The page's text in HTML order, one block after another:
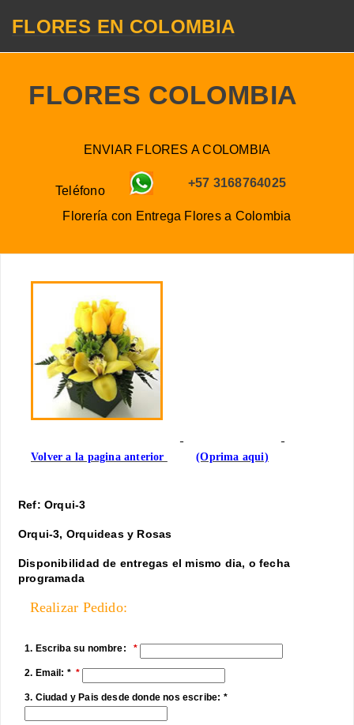
FLORES EN COLOMBIA
FLORES COLOMBIA
ENVIAR FLORES A COLOMBIA
Teléfono
+57 3168764025
Florería con Entrega Flores a Colombia
Volver a la pagina anterior (Oprima aqui)
Ref: Orqui-3
Orqui-3, Orquideas y Rosas
Disponibilidad de entregas el mismo dia, o fecha
programada
Realizar Pedido:
1. Escriba su nombre:
2. Email: *
3. Ciudad y Pais desde donde nos escribe: *